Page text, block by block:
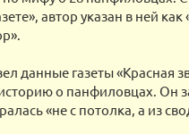
автор указан в ней
данные газеты «Красная
о панфиловцах. Он
«не с потолка, а из